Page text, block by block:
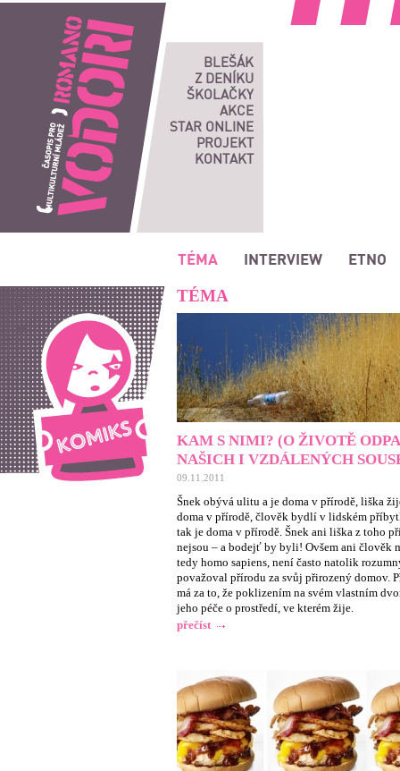
Romano vodori, časopis pro multikulturní mládež
TÉMA
KAM S NIMI? (O ŽIVOTĚ
NAŠICH I VZDÁLENÝCH
09.11.2011
Šnek obývá ulitu a je doma v přírodě, liška
doma v přírodě, člověk bydlí v lidském
tak je doma v přírodě. Šnek ani liška z toho
nejsou – a bodejť by byli! Ovšem ani člověk
tedy homo sapiens, není často natolik
považoval přírodu za svůj přirozený domov.
má za to, že poklizením na svém vlastním
jeho péče o prostředí, ve kterém žije.
přečíst
BLEŠÁK
Z DENÍKU
ŠKOLAČKY
AKCE
STAR ONLINE
PROJEKT
KONTAKT
TÉMA INTERVIEW ETNO